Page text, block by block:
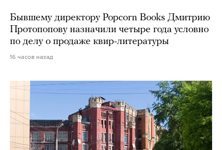
Бывшему директору Popcorn Books Дмитрию
Протопопову назначили четыре года условно
по делу о продаже квир-литературы
16 часов назад